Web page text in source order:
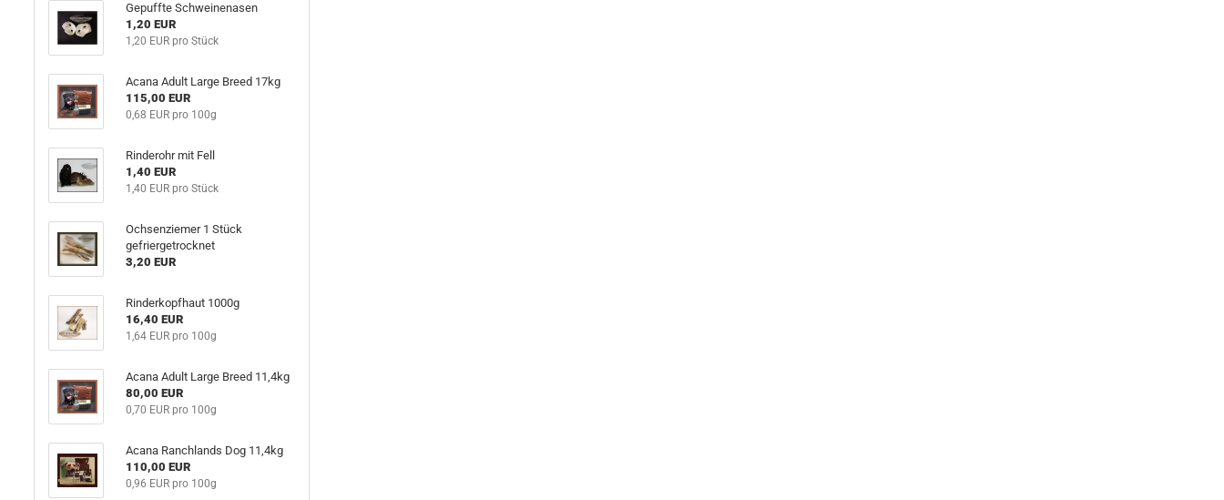
Gepuffte Schweinenasen
1,20 EUR
1,20 EUR pro Stück
Acana Adult Large Breed 17kg
115,00 EUR
0,68 EUR pro 100g
Rinderohr mit Fell
1,40 EUR
1,40 EUR pro Stück
Ochsenziemer 1 Stück
gefriergetrocknet
3,20 EUR
Rinderkopfhaut 1000g
16,40 EUR
1,64 EUR pro 100g
Acana Adult Large Breed 11,4kg
80,00 EUR
0,70 EUR pro 100g
Acana Ranchlands Dog 11,4kg
110,00 EUR
0,96 EUR pro 100g